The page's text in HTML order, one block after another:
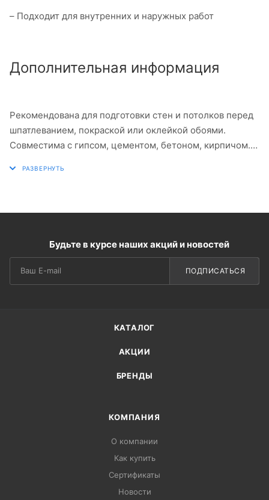
– Подходит для внутренних и наружных работ
Дополнительная информация
Рекомендована для подготовки стен и потолков перед
шпатлеванием, покраской или оклейкой обоями.
Совместима с гипсом, цементом, бетоном, кирпичом.
Будьте в курсе наших акций и новостей
ПОДПИСАТЬСЯ
КАТАЛОГ
АКЦИИ
БРЕНДЫ
КОМПАНИЯ
О компании
Как купить
Сертификаты
Новости